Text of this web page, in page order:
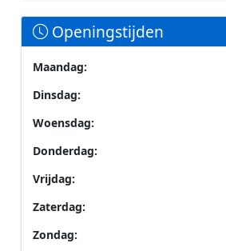
Openingstijden
Maandag:
Dinsdag:
Woensdag:
Donderdag:
Vrijdag:
Zaterdag:
Zondag: